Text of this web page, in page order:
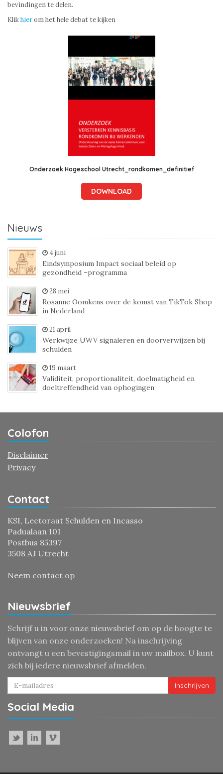
bevindingen te delen.
Klikhierom het hele debat te kijken
Onderzoek Hogeschool Utrecht_rondkomen_definitief
DOWNLOAD
Nieuws
4 juni
Eindsymposium Impact sociaal beleid op
gezondheid –programma
28 mei
Rosanne Oomkens over de komst van TikTok Shop
in Nederland
21 april
Werkwijze UWV signaleren en doorverwijzen bij
schulden
19 maart
Validiteit, proportionaliteit, doelmatigheid en
doeltreffendheid van ophogingen
Colofon
Disclaimer
Privacy
Contact
KSI, Lectoraat Schulden en Incasso
Padualaan 101
Postbus 85397
3508 AJ Utrecht
Neem contact op
Nieuwsbrief
Schrijf u in voor onze nieuwsbrief om op de hoogte te
blijven van onze onderzoeken! Na inschrijving
ontvangt u een bevestigingsmail in uw mailbox. U kunt
zich bij iedere nieuwsbrief afmelden.
Inschrijven
Social Media